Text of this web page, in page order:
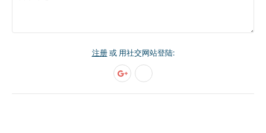
注册或 用社交网站登陆: